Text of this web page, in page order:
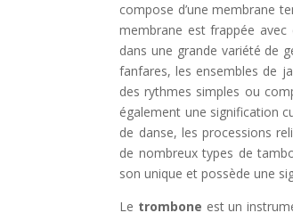
compose d’une membrane
membrane est frappée
dans une grande variété de
fanfares, les ensembles de
des rythmes simples ou
également une signification
de danse, les processions
de nombreux types de
son unique et possède une
Le trombone est un